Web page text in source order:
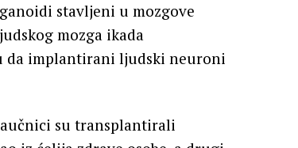
stavljeni u mozgove
mozga ikada
da implantirani ljudski neuroni
su transplantirali